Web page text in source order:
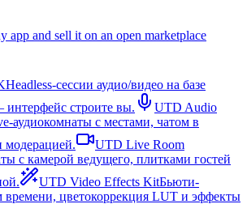
app and sell it on an open marketplace
Headless-сессии аудио/видео на базе
строите вы.
UTD Audio
аудиокомнаты с местами, чатом в
модерацией.
UTD Live Room
с камерой ведущего, плитками гостей
UTD Video Effects KitБьюти-
времени, цветокоррекция LUT и эффекты